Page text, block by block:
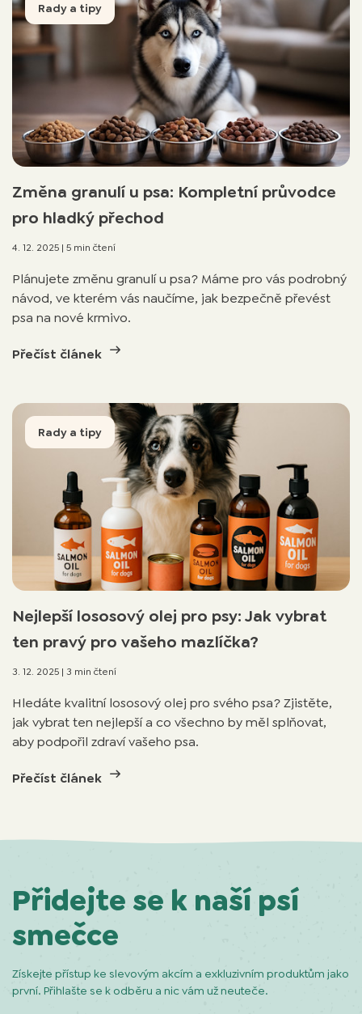
Rady a tipy
Změna granulí u psa: Kompletní průvodce
pro hladký přechod
4. 12. 2025 | 5 min čtení
Plánujete změnu granulí u psa? Máme pro vás podrobný
návod, ve kterém vás naučíme, jak bezpečně převést
psa na nové krmivo.
Přečíst článek
Rady a tipy
Nejlepší lososový olej pro psy: Jak vybrat
ten pravý pro vašeho mazlíčka?
3. 12. 2025 | 3 min čtení
Hledáte kvalitní lososový olej pro svého psa? Zjistěte,
jak vybrat ten nejlepší a co všechno by měl splňovat,
aby podpořil zdraví vašeho psa.
Přečíst článek
Přidejte se k naší psí
smečce
Získejte přístup ke slevovým akcím a exkluzivním produktům jako
první. Přihlašte se k odběru a nic vám už neuteče.